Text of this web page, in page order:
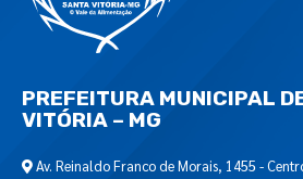
PREFEITURA MUNICIPAL
VITÓRIA – MG
Av. Reinaldo Franco de Morais, 1455 -